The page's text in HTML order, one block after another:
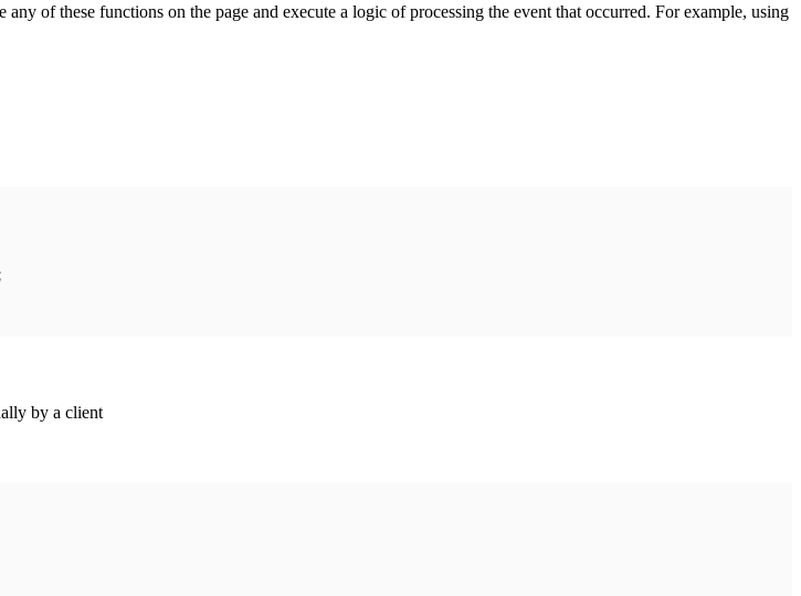
of these functions on the page and execute a logic of processing the event that occurred. For example, using
by a client